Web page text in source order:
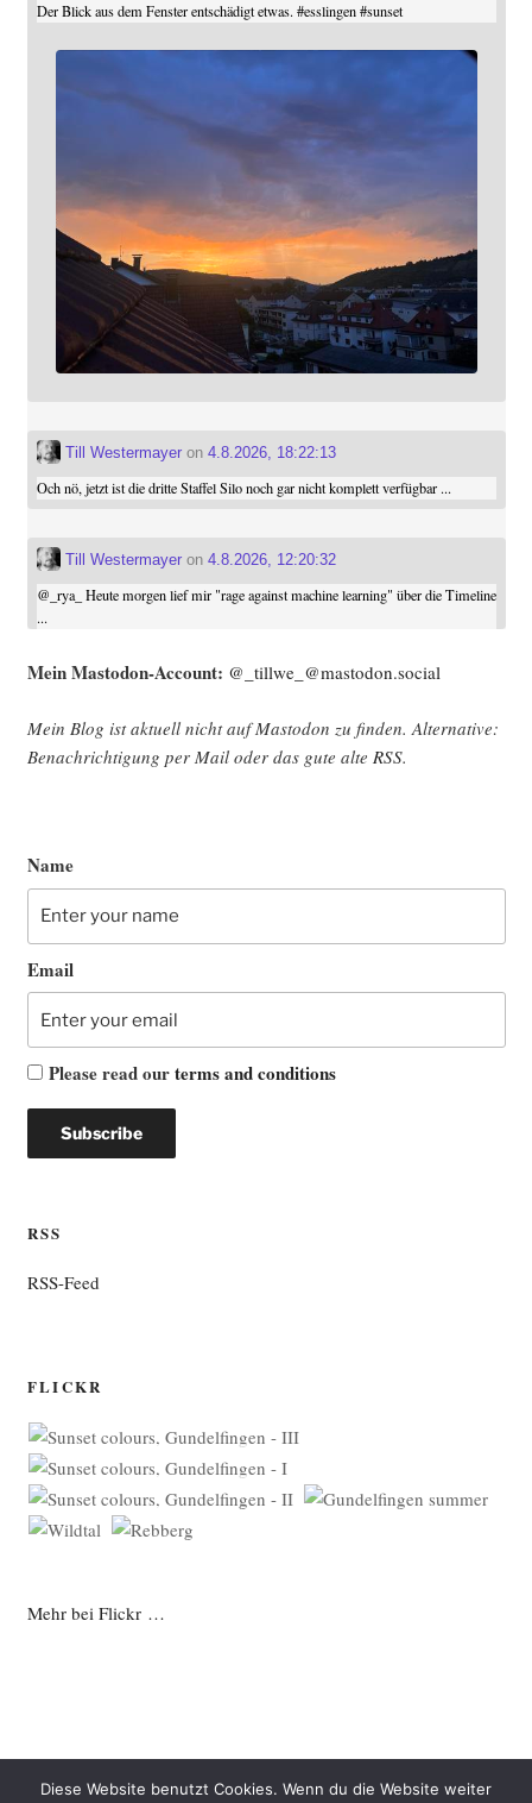
Der Blick aus dem Fenster entschädigt etwas. #esslingen #sunset
Till Westermayeron 4.8.2026, 18:22:13
Och nö, jetzt ist die dritte Staffel Silo noch gar nicht komplett verfügbar ...
Till Westermayeron 4.8.2026, 12:20:32
@ _rya_ Heute morgen lief mir "rage against machine learning" über die Timeline
...
Mein Mast­o­don-Account: @_tillwe_@mastodon.social
Mein Blog ist aktu­ell nicht auf Mast­o­don zu fin­den. Alter­na­ti­ve:
Benach­rich­ti­gung per Mail oder das gute alte RSS.
Name
Email
Please read ourterms and conditions
RSS
RSS-Feed
FLICKR
Mehr bei Flickr …
Diese Website benutzt Cookies. Wenn du die Website weiter